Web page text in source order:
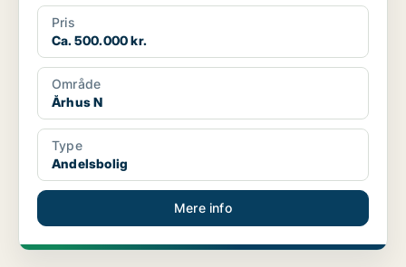
Pris
Ca. 500.000 kr.
Område
Århus N
Type
Andelsbolig
Mere info